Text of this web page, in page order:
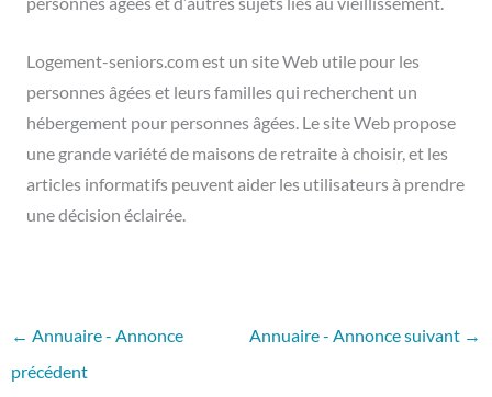
Logement-seniors.com est un site Web utile pour les
personnes âgées et leurs familles qui recherchent un
hébergement pour personnes âgées. Le site Web propose
une grande variété de maisons de retraite à choisir, et les
articles informatifs peuvent aider les utilisateurs à prendre
une décision éclairée.
← Annuaire - Annonce
précédent
Annuaire - Annonce suivant →